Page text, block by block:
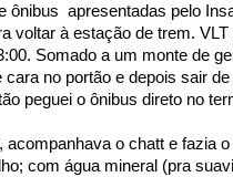
ônibus apresentadas pelo
voltar à estação de trem.
Somado a um monte de
no portão e depois sair
peguei o ônibus direto no
acompanhava o chatt e fazia
com água mineral (pra